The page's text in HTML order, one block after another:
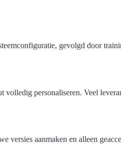
gevolgd door
volledig personaliseren. Veel
versies aanmaken en alleen